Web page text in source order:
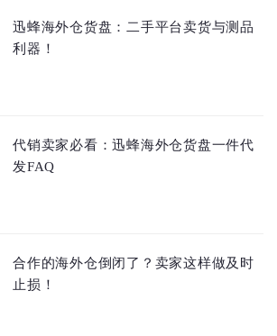
迅蜂海外仓货盘：二手平台卖货与测品
利器！
代销卖家必看：迅蜂海外仓货盘一件代
发FAQ
合作的海外仓倒闭了？卖家这样做及时
止损！